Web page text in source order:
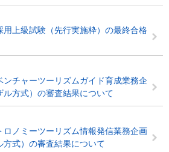
上級試験（先行実施枠）の最終合格
チャーツーリズムガイド育成業務企
方式）の審査結果について
ノミーツーリズム情報発信業務企画
式）の審査結果について